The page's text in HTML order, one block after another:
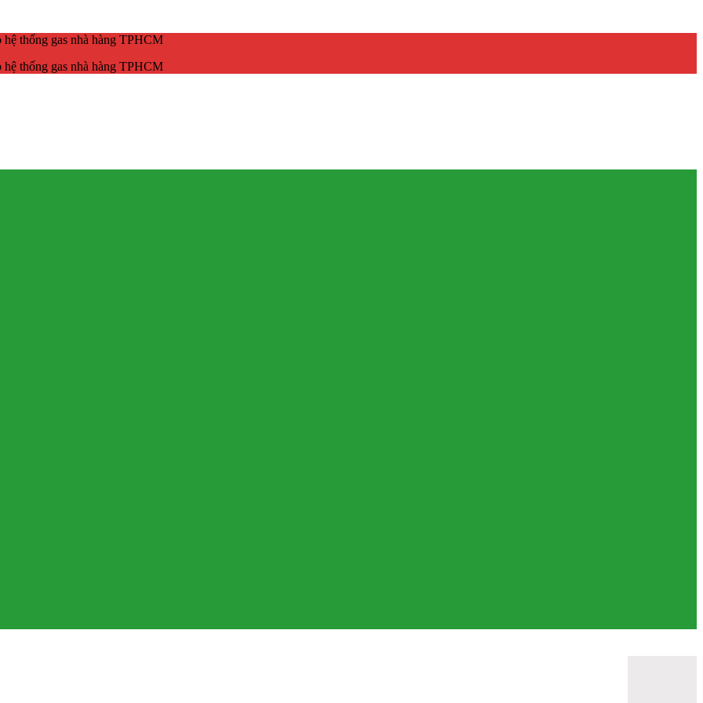
thống gas nhà hàng TPHCM
thống gas nhà hàng TPHCM